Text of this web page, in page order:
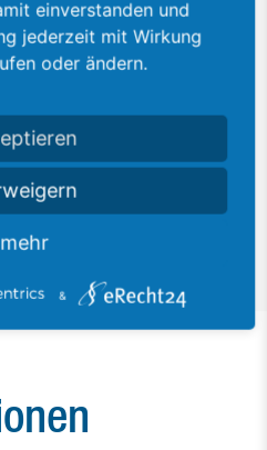
mit Positionsanzeige, mit
einverstanden und
jederzeit mit Wirkung
oder ändern.
mehr
&